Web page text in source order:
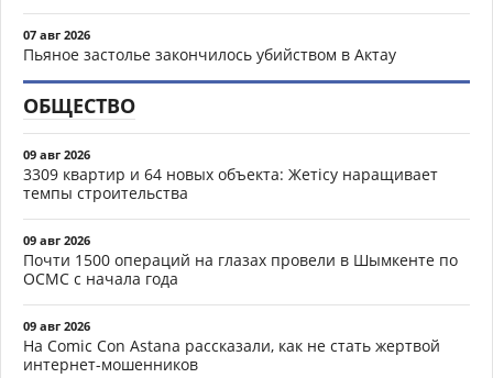
07 авг 2026
Пьяное застолье закончилось убийством в Актау
ОБЩЕСТВО
09 авг 2026
3309 квартир и 64 новых объекта: Жетісу наращивает
темпы строительства
09 авг 2026
Почти 1500 операций на глазах провели в Шымкенте по
ОСМС с начала года
09 авг 2026
На Comic Con Astana рассказали, как не стать жертвой
интернет-мошенников